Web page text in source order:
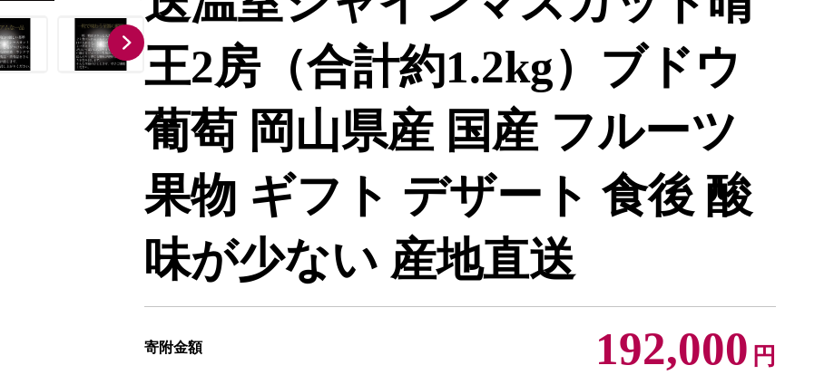
王2房（合計約1.2kg）ブドウ
葡萄 岡山県産 国産 フルーツ
果物 ギフト デザート 食後 酸
味が少ない 産地直送
寄附金額 192,000 円